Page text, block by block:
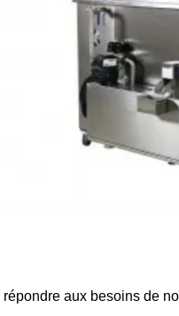
aux besoins de